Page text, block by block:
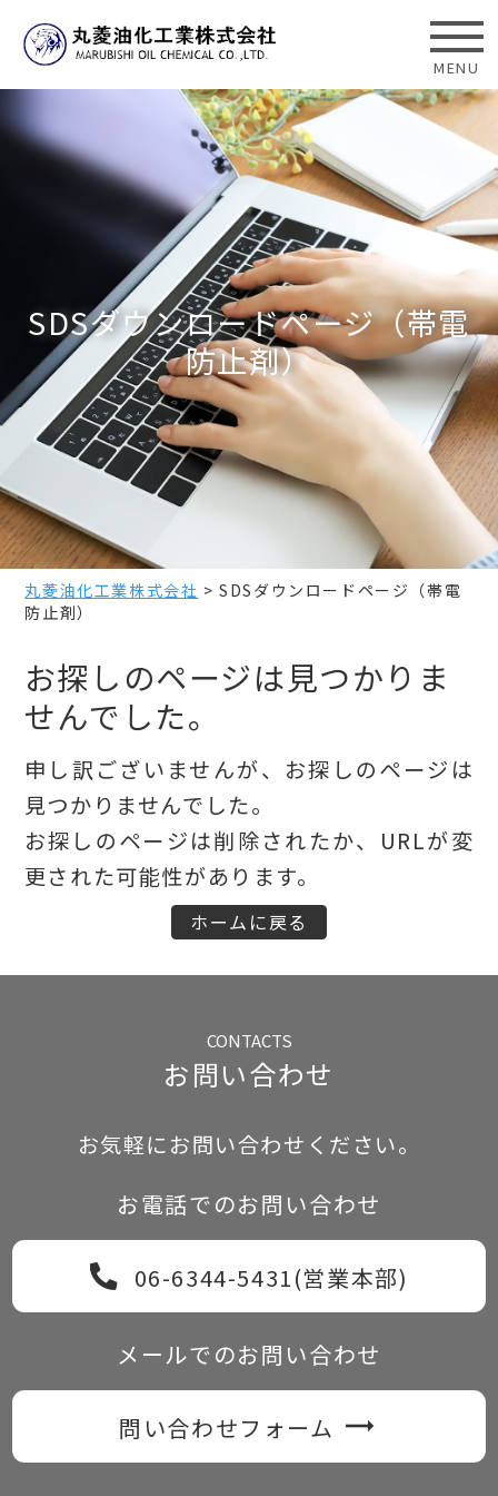
SDSダウンロードページ（帯電
防止剤）
丸菱油化工業株式会社 >SDSダウンロードページ（帯電
防止剤）
お探しのページは見つかりま
せんでした。
申し訳ございませんが、お探しのページは
見つかりませんでした。
お探しのページは削除されたか、URLが変
更された可能性があります。
ホームに戻る
お問い合わせ
お気軽にお問い合わせください。
お電話でのお問い合わせ
06-6344-5431(営業本部)
メールでのお問い合わせ
問い合わせフォーム